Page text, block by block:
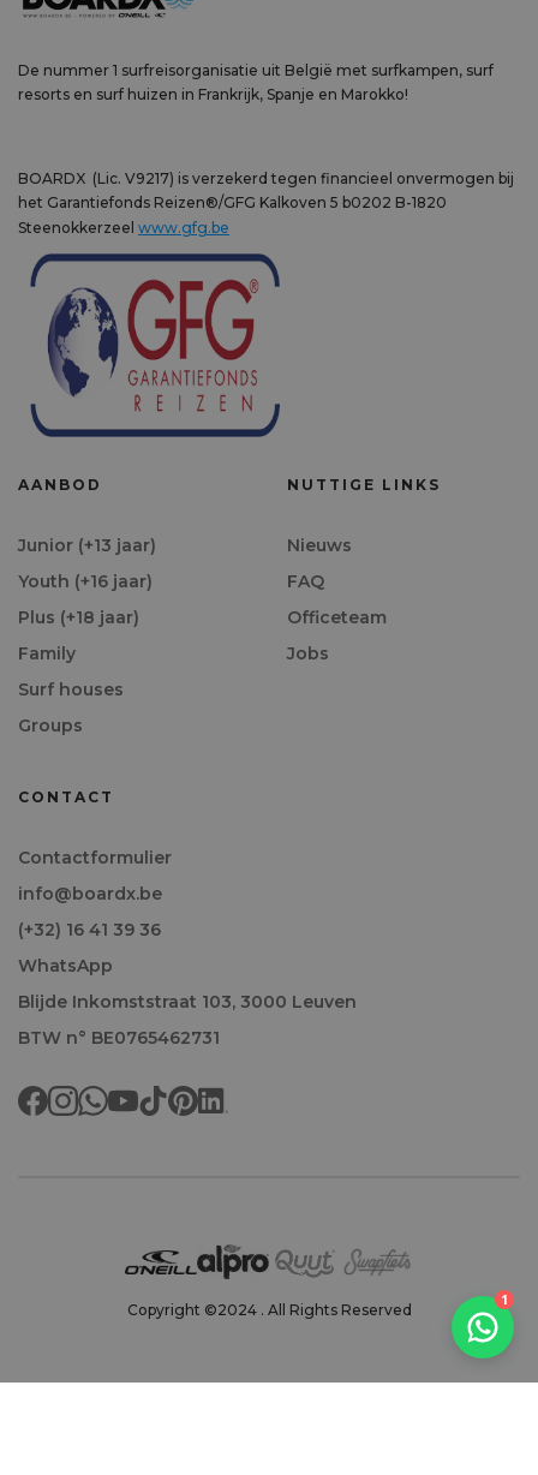
De nummer 1 surfreisorganisatie uit België met surfkampen, surf
resorts en surf huizen in Frankrijk, Spanje en Marokko!
BOARDX (Lic. V9217) is verzekerd tegen financieel onvermogen bij
het Garantiefonds Reizen®/GFG Kalkoven 5 b0202 B-1820
Steenokkerzeel www.gfg.be
AANBOD
Junior (+13 jaar)
Youth (+16 jaar)
Plus (+18 jaar)
Family
Surf houses
Groups
NUTTIGE LINKS
Nieuws
FAQ
Officeteam
Jobs
CONTACT
Contactformulier
info@boardx.be
(+32) 16 41 39 36
WhatsApp
Blijde Inkomststraat 103, 3000 Leuven
BTW n° BE0765462731
Copyright ©2024 . All Rights Reserved
1
Welkom!